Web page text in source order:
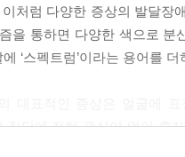
력을 객관적으로 평가하는
와 답하기
다 적절한 언어 표현이 어려
. 민수는 자기가 하고 싶은
‘무서운 아이’가 되어가고
처럼 다양한 증상의 발달장
을 통하면 다양한 색으로
에 ‘스펙트럼’이라는 용어를
집단에 전혀 관심이 없어 혼